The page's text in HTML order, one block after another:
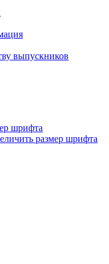
выпускников
шрифта
размер шрифта